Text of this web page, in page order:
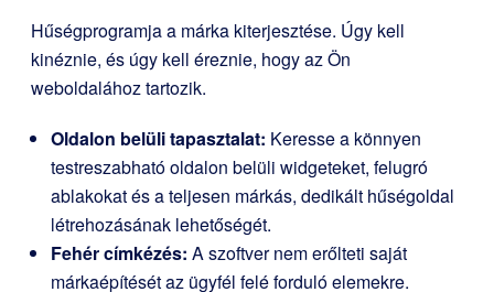
Hűségprogramja a márka kiterjesztése. Úgy kell
kinéznie, és úgy kell éreznie, hogy az Ön
weboldalához tartozik.
Oldalon belüli tapasztalat: Keresse a könnyen
testreszabható oldalon belüli widgeteket, felugró
ablakokat és a teljesen márkás, dedikált hűségoldal
létrehozásának lehetőségét.
Fehér címkézés: A szoftver nem erőlteti saját
márkaépítését az ügyfél felé forduló elemekre.